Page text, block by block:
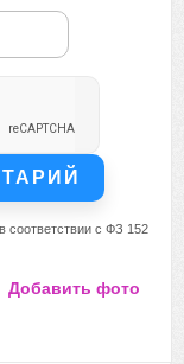
соответствии с ФЗ 152
Добавить фото